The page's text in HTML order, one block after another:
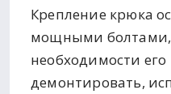
Крепление крюка
мощными болтами,
необходимости
демонтировать,